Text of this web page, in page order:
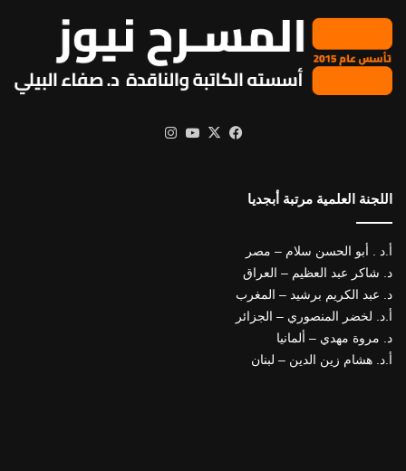
فيسبوك
X يوتيوب
اللجنة العلمية مرتبة أبجديا
أ.د . أبو الحسن سلام – مصر
د. شاكر عبد العظيم – العراق
د. عبد الكريم برشيد – المغرب
أ.د. لخضر المنصوري – الجزائر
د. مروة مهدي – ألمانيا
أ.د. هشام زين الدين – لبنان